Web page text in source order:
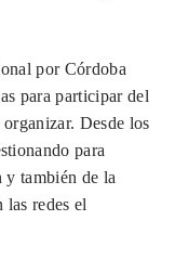
por Córdoba
para participar del
Desde los
para
y también de la
las redes el